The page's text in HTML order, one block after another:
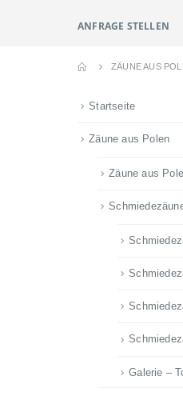
ANFRAGE STELLEN
ZÄUNE AUS
Startseite
Zäune aus Polen
Zäune aus
Galerie –